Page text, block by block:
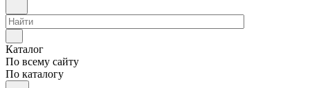
Каталог
По всему сайту
По каталогу